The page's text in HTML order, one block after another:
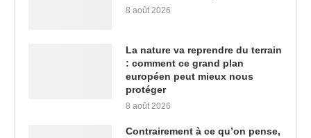
8 août 2026
La nature va reprendre du terrain
: comment ce grand plan
européen peut mieux nous
protéger
8 août 2026
Contrairement à ce qu’on pense,